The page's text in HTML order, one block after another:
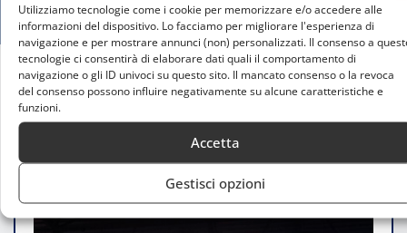
Utilizziamo tecnologie come i cookie per memorizzare e/o accedere alle
informazioni del dispositivo. Lo facciamo per migliorare l'esperienza di
navigazione e per mostrare annunci (non) personalizzati. Il consenso a
tecnologie ci consentirà di elaborare dati quali il comportamento di
navigazione o gli ID univoci su questo sito. Il mancato consenso o la revoca
del consenso possono influire negativamente su alcune caratteristiche e
funzioni.
Accetta
Gestisci opzioni
Home
Paparo sconfitto da Gomez: lo spagnolo conquista
l’europeo Silver al TAF